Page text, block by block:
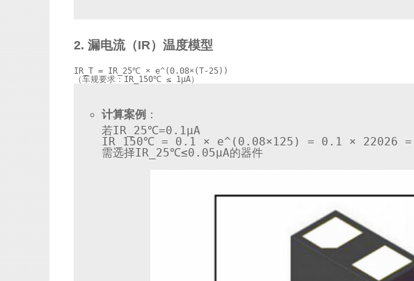
2. 漏电流（IR）温度模型
IR _T = IR_25℃ × e^(0.08×(T-25))
（车规要求：IR_
计算案例 ：
若IR_25℃=0 . 1μA
IR_150℃ = 0 . 1 × e^( 0.08×125 ) = 0 . 1 × 22026 =
需选择IR_25℃≤0 . 05μA的器件